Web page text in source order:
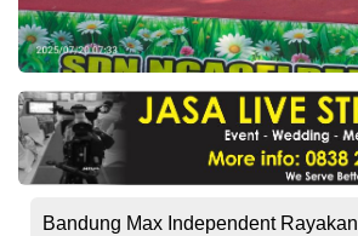
Bandung Max Independent Rayakan